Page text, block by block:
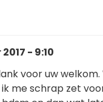
- 9:10
voor uw
me schrap zet